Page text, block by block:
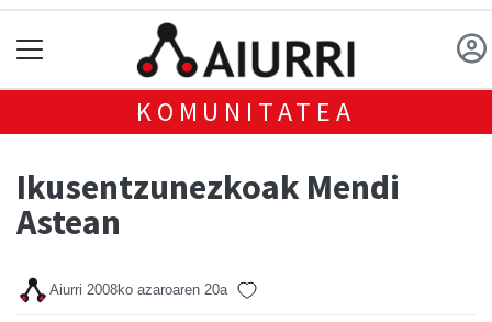
KOMUNITATEA
Ikusentzunezkoak Mendi
Astean
Aiurri 2008ko azaroaren 20a